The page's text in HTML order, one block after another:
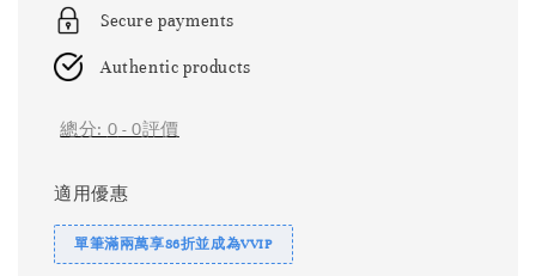
Secure payments
Authentic products
總分: 0 - 0評價
適用優惠
單筆滿兩萬享86折並成為VVIP